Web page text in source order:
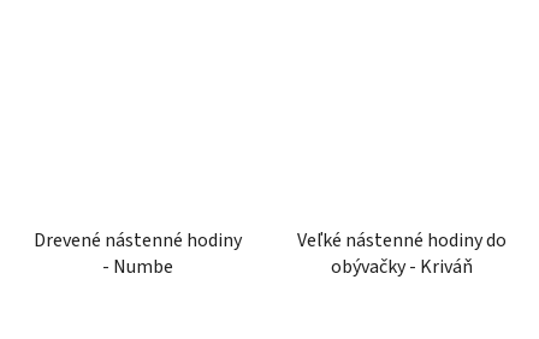
Drevené nástenné hodiny
- Numbe
Veľké nástenné hodiny do
obývačky - Kriváň